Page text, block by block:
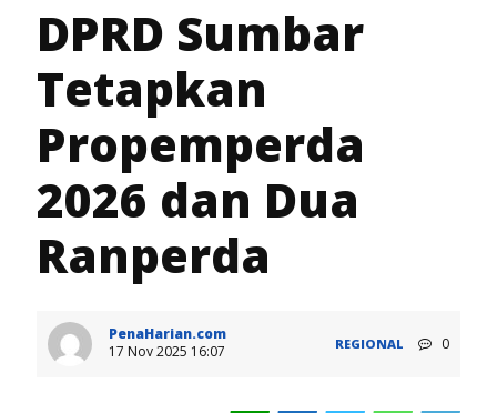
DPRD Sumbar
Tetapkan
Propemperda
2026 dan Dua
Ranperda
PenaHarian.com
17 Nov 2025 16:07
REGIONAL 0